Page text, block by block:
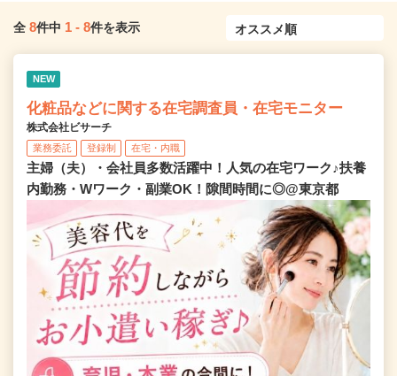
全 8件中 1 - 8件を表示
NEW
化粧品などに関する在宅調査員・在宅モニター
株式会社ビサーチ
業務委託 登録制 在宅・内職
主婦（夫）・会社員多数活躍中！人気の在宅ワーク♪扶養
内勤務・Wワーク・副業OK！隙間時間に◎@東京都